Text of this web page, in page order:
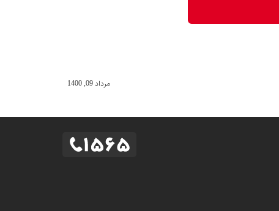
مرداد 09, 1400